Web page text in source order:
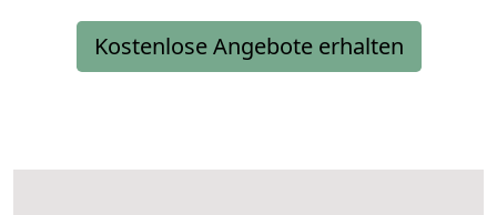
Kostenlose Angebote erhalten